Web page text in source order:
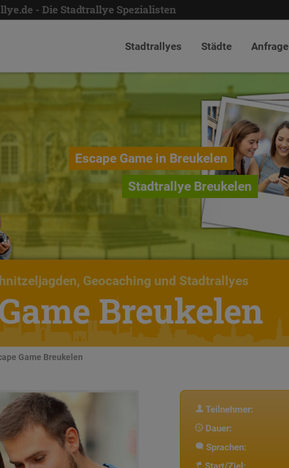
- Die Stadtrallye Spezialisten
Stadtrallyes Städte Anfrage
Escape Game in Breukelen
Stadtrallye Breukelen
Geocaching und Stadtrallyes
Breukelen
Game Breukelen
Teilnehmer:
Dauer:
Sprachen: